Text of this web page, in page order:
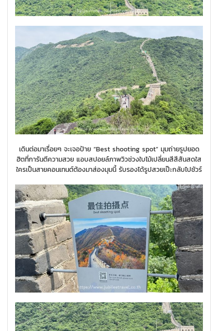
เดินต่อมาเรื่อยๆ จะเจอป้าย “Best shooting spot” มุมถ่ายรูปยอด
ฮิตที่การันตีความสวย แอบสปอยล์ภาพวิวช่วงใบไม้เปลี่ยนสีสีสันสดใส
ใครเป็นสายคอนเทนต์ต้องมาส่องมุมนี้ รับรองได้รูปสวยเป๊ะกลับไปชัวร์